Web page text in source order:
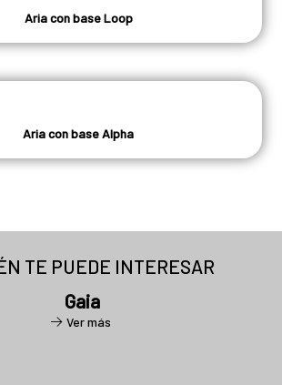
Aria con base Loop
Aria con base Alpha
TE PUEDE INTERESAR
Gaia
Ver más